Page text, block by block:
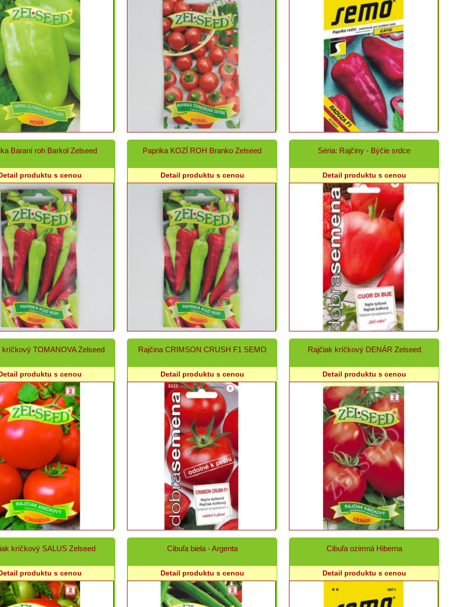
Baraní roh Barkol Zelseed
produktu s cenou
Paprika KOZÍ ROH Branko Zelseed
Detail produktu s cenou
Séria: Rajčiny - Býčie srdce
Detail produktu s cenou
kríčkový TOMANOVA Zelseed
produktu s cenou
Rajčina CRIMSON CRUSH F1 SEMO
Detail produktu s cenou
Rajčiak kríčkový DENÁR Zelseed
Detail produktu s cenou
kríčkový SALUS Zelseed
produktu s cenou
Cibuľa biela - Argenta
Detail produktu s cenou
Cibuľa ozimná Hiberna
Detail produktu s cenou